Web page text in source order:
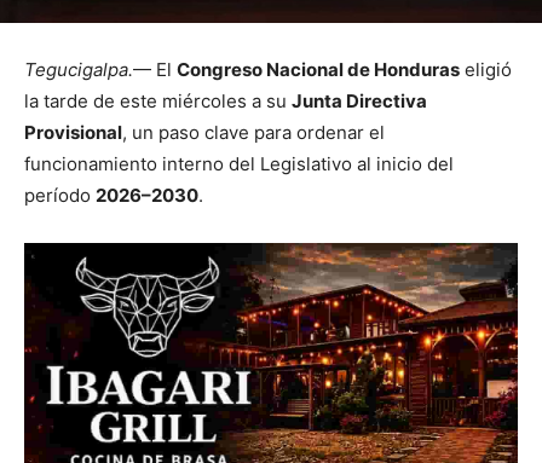
Tegucigalpa.— El Congreso Nacional de Honduras eligió
la tarde de este miércoles a su Junta Directiva
Provisional, un paso clave para ordenar el
funcionamiento interno del Legislativo al inicio del
período 2026–2030.